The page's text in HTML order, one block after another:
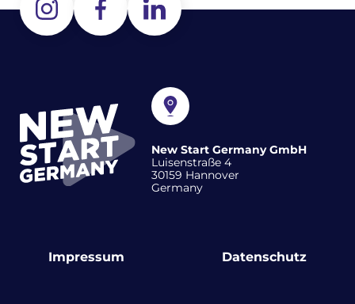
New Start Germany GmbH
Luisenstraße 4
30159 Hannover
Germany
Impressum Datenschutz